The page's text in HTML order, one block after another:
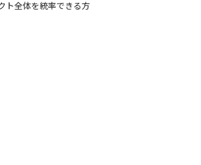
ト全体を統率できる方